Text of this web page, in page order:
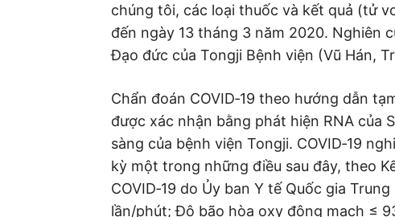
chúng tôi, các loại thuốc và kết quả (tử
đến ngày 13 tháng 3 năm 2020. Nghiên
Đạo đức của Tongji Bệnh viện (Vũ Hán,
Chẩn đoán COVID‐19 theo hướng dẫn
được xác nhận bằng phát hiện RNA của
sàng của bệnh viện Tongji. COVID‐19
kỳ một trong những điều sau đây, theo
COVID‐19 do Ủy ban Y tế Quốc gia
lần/phút; Độ bão hòa oxy động mạch ≤